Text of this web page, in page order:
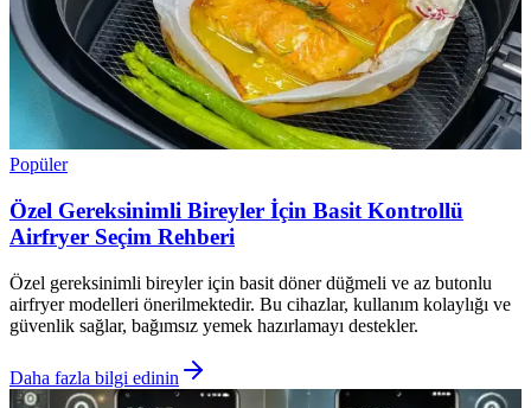
Popüler
Özel Gereksinimli Bireyler İçin Basit Kontrollü
Airfryer Seçim Rehberi
Özel gereksinimli bireyler için basit döner düğmeli ve az butonlu
airfryer modelleri önerilmektedir. Bu cihazlar, kullanım kolaylığı ve
güvenlik sağlar, bağımsız yemek hazırlamayı destekler.
Daha fazla bilgi edinin